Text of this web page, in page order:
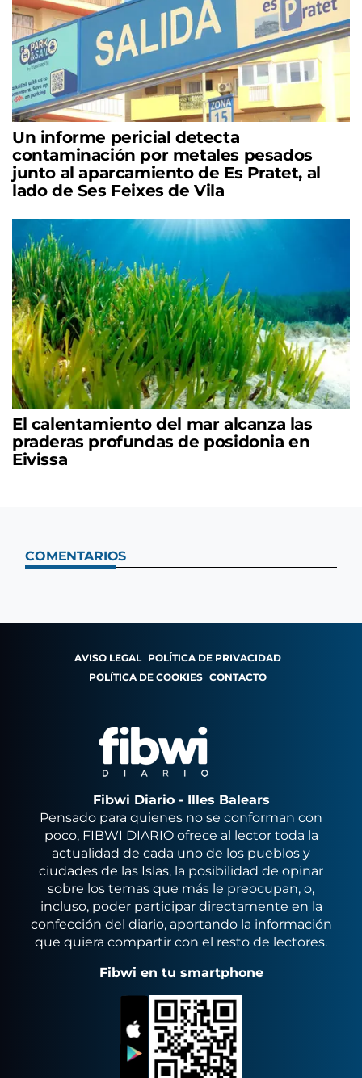
Un informe pericial detecta
contaminación por metales pesados
junto al aparcamiento de Es Pratet, al
lado de Ses Feixes de Vila
El calentamiento del mar alcanza las
praderas profundas de posidonia en
Eivissa
COMENTARIOS
AVISO LEGAL POLÍTICA DE PRIVACIDAD
POLÍTICA DE COOKIES CONTACTO
Fibwi Diario - Illes Balears
Pensado para quienes no se conforman con
poco, FIBWI DIARIO ofrece al lector toda la
actualidad de cada uno de los pueblos y
ciudades de las Islas, la posibilidad de opinar
sobre los temas que más le preocupan, o,
incluso, poder participar directamente en la
confección del diario, aportando la información
que quiera compartir con el resto de lectores.
Fibwi en tu smartphone